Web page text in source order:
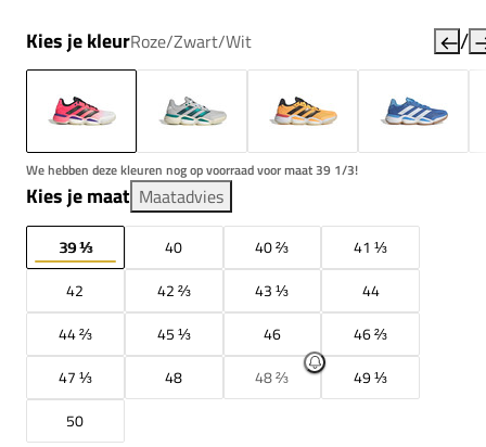
Kies je kleurRoze/Zwart/Wit /
We hebben deze kleuren nog op voorraad voor maat 39 1/3!
Kies je maat Maatadvies
39 ⅓ 40 40 ⅔
41 ⅓
42
42 ⅔ 43 ⅓
44
44 ⅔
45 ⅓ 46
46 ⅔
47 ⅓
48 48 ⅔
49 ⅓
50